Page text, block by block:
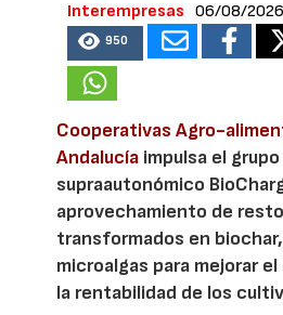
Interempresas
06/08/2026
950
Cooperativas Agro-
Andalucía impulsa el
supraautonómico
aprovechamiento de
transformados en
microalgas para mejorar
la rentabilidad de los